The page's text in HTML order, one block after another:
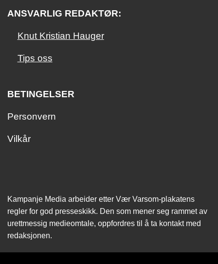
ANSVARLIG REDAKTØR:
Knut Kristian Hauger
Tips oss
BETINGELSER
Personvern
Vilkår
Kampanje Media arbeider etter Vær Varsom-plakatens
regler for god presseskikk. Den som mener seg rammet av
urettmessig medie­omtale, oppfordres til å ta kontakt med
redaksjonen.